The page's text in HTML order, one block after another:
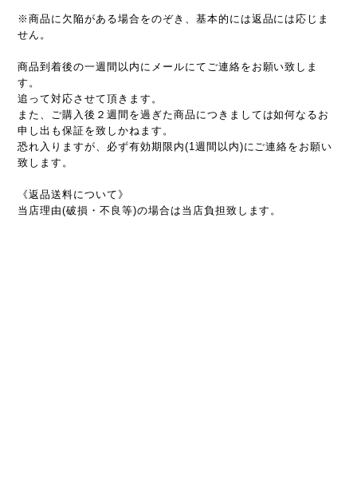
※商品に欠陥がある場合をのぞき、基本的には返品には応じま
せん。
商品到着後の一週間以内にメールにてご連絡をお願い致しま
す。
追って対応させて頂きます。
また、ご購入後２週間を過ぎた商品につきましては如何なるお
申し出も保証を致しかねます。
恐れ入りますが、必ず有効期限内(1週間以内)にご連絡をお願い
致します。
《返品送料について》
当店理由(破損・不良等)の場合は当店負担致します。